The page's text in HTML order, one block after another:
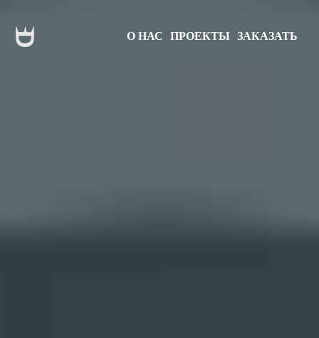
О НАС ПРОЕКТЫ ЗАКАЗАТЬ